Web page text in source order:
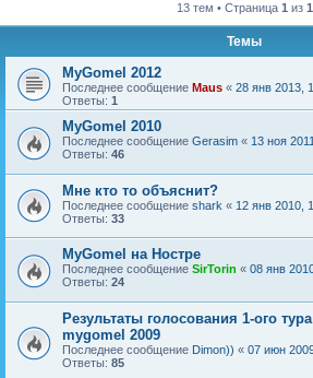
13 тем • Страница 1 из 1
Темы
MyGomel 2012
Последнее сообщение Maus « 28 янв 2013,
Ответы: 1
MyGomel 2010
Последнее сообщение Gerasim « 13 ноя
Ответы: 46
Мне кто то объяснит?
Последнее сообщение shark « 12 янв 2010,
Ответы: 33
MyGomel на Ностре
Последнее сообщение SirTorin « 08 янв
Ответы: 24
Результаты голосования 1-ого
mygomel 2009
Последнее сообщение Dimon)) « 07 июн
Ответы: 85